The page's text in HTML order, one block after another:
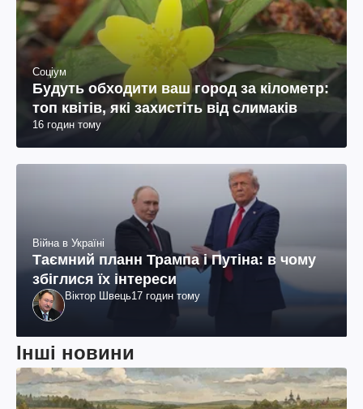
Соціум
Будуть обходити ваш город за кілометр:
топ квітів, які захистіть від слимаків
16 годин тому
Війна в Україні
Таємний планн Трампа і Путіна: в чому
збіглися їх інтереси
Віктор Швець17 годин тому
Інші новини